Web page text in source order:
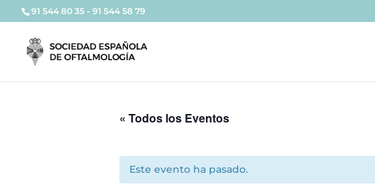
91 544 80 35 - 91 544 58 79
« Todos los Eventos
Este evento ha pasado.